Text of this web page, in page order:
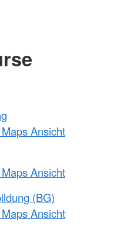
Ansicht
Ansicht
(BG)
Ansicht